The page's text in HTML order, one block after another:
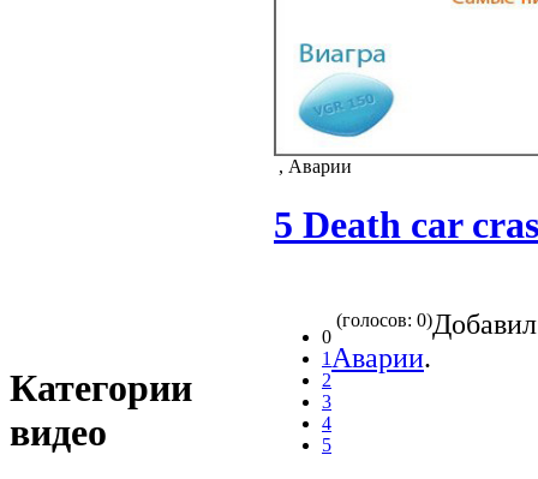
Категории
видео
, Аварии
5 Death car
0
1
2
3
4
5
(голосов: 0)
Аварии.